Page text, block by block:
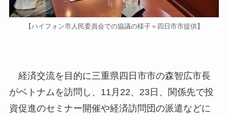
【ハイフォン市人民委員会での協議の様子＝四日市市提供】
経済交流を目的に三重県四日市市の森智広市長
がベトナムを訪問し、11月22、23日、関係先で投
資促進のセミナー開催や経済訪問団の派遣などに